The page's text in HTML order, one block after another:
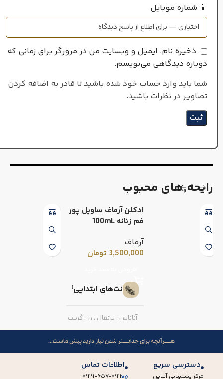
📱 شماره موبایل
ذخیره نام، ایمیل و وبسایت من در مرورگر برای زمانی که
دوباره دیدگاهی می‌نویسم.
شما باید وارد حساب خود شده باشید تا قادر به اضافه کردن
تصاویر در نظرات باشید.
رایحه٬های محبوب
ادکلن آرماف ساویل پور
فم زنانه 100mL
آرماف
3,500,000 تومان
نت‌های ابتدایی
آناناس , پرتقال , رز , گریپ
فروت
هــــــرآنچه برای جذابـــــتر شدن نیاز دارید پیش ماست...
دسترسی سریع
مرکز پشتیبانی آنلاین
اطلاعات تماس
۰۹۱۹-۶۵۷-۰۹۱۱